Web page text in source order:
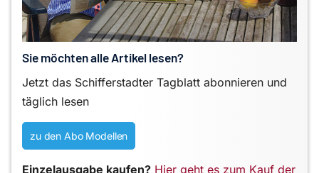
Sie möchten alle Artikel lesen?
Jetzt das Schifferstadter Tagblatt abonnieren und
täglich lesen
zu den Abo Modellen
Einzelausgabe kaufen? Hier geht es zum Kauf der